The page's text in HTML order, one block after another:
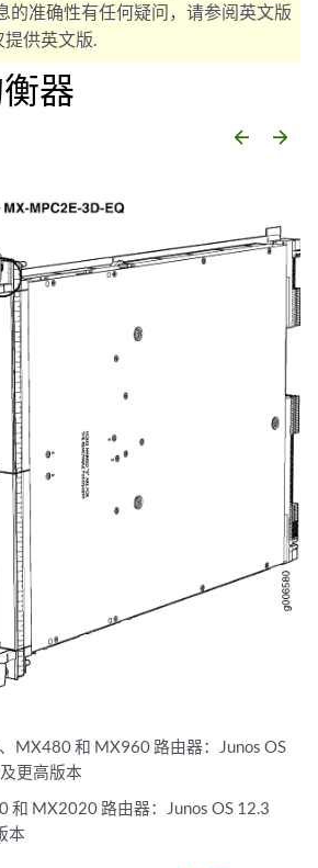
的准确性有任何疑问，请参阅英文版
提供英文版.
器
arrow_backward arrow_forward
MX480 和 MX960 路由器：Junos OS
更高版本
和 MX2020 路由器：Junos OS 12.3
本